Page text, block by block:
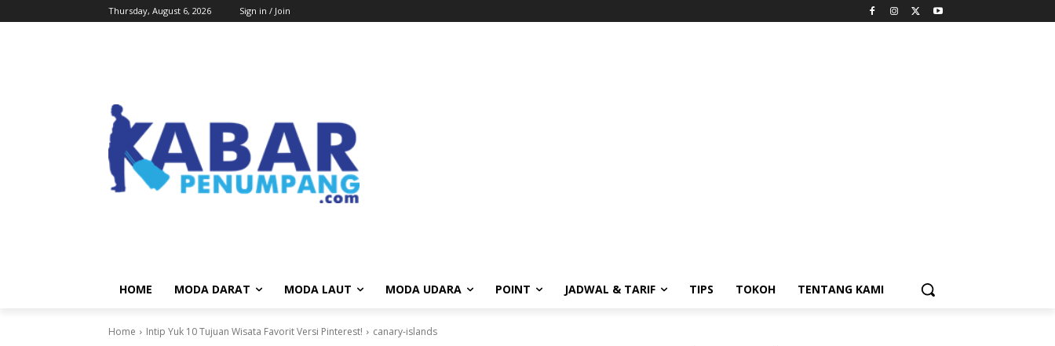
Thursday, August 6, 2026 Sign in / Join
HOME MODA DARAT MODA LAUT MODA UDARA POINT JADWAL & TARIF TIPS TOKOH TENTANG KAMI
Home Intip Yuk 10 Tujuan Wisata Favorit Versi Pinterest! canary-islands